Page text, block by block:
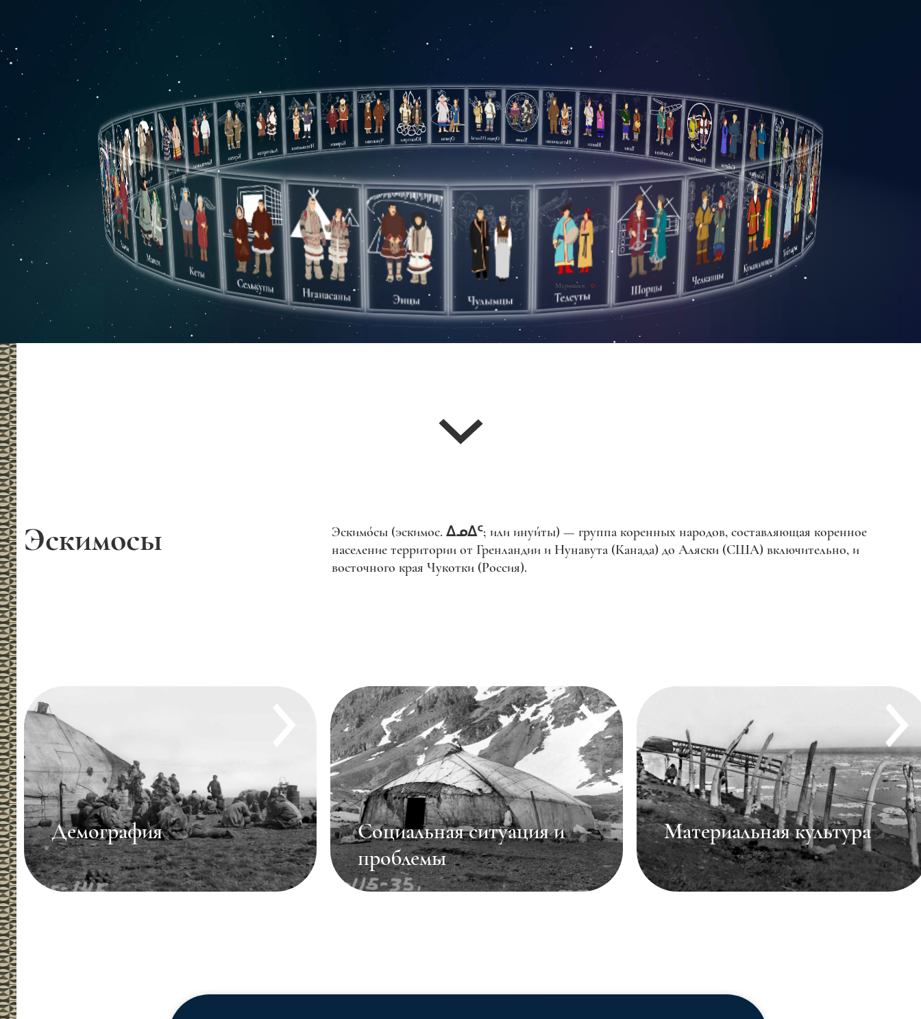
Эскимосы
Эскимо́сы (эскимос. ᐃᓄᐃᑦ; или инуи́ты) — группа коренных народов, составляющая коренное
население территории от Гренландии и Нунавута (Канада) до Аляски (США) включительно, и
восточного края Чукотки (Россия).
Социальная ситуация и
проблемы
Материальная культура
Семья, воспитание и
образование